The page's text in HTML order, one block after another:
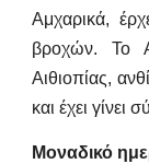
Αμχαρικά,
βροχών. Το
Αιθιοπίας,
και έχει γίνει
Μοναδικό